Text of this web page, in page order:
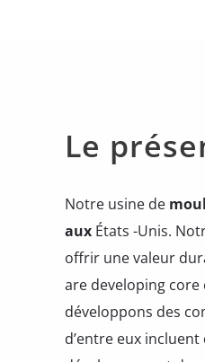
Le
Notre usine de
auxÉtats -Unis.
offrir une valeur
are developing core
développons des
d’entre eux